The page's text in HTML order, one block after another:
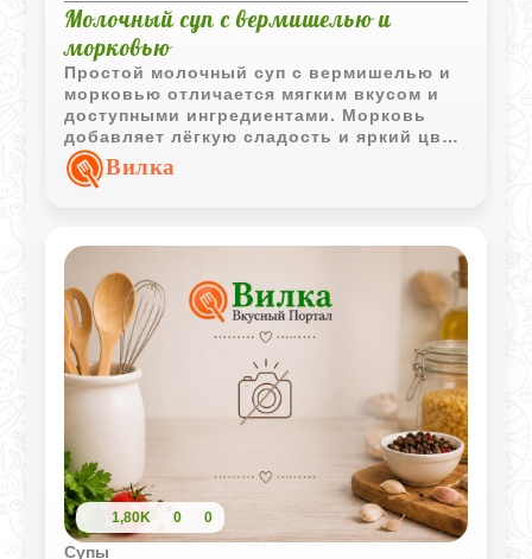
Молочный суп с вермишелью и
морковью
Простой молочный суп с вермишелью и
морковью отличается мягким вкусом и
доступными ингредиентами. Морковь
добавляет лёгкую сладость и яркий цвет,
делая блюдо уютным и по-домашнему
аппетитным.
Вилка
1,80K 0 0
Супы